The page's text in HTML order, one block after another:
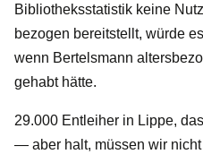
Bibliotheksstatistik keine
bezogen bereitstellt, würde
wenn Bertelsmann
gehabt hätte.
29.000 Entleiher in Lippe,
— aber halt, müssen wir